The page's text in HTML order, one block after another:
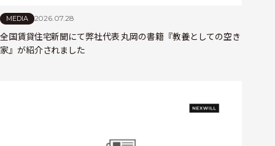
MEDIA 2026.07.28
全国賃貸住宅新聞にて弊社代表 丸岡の書籍『教養としての空き
家』が紹介されました